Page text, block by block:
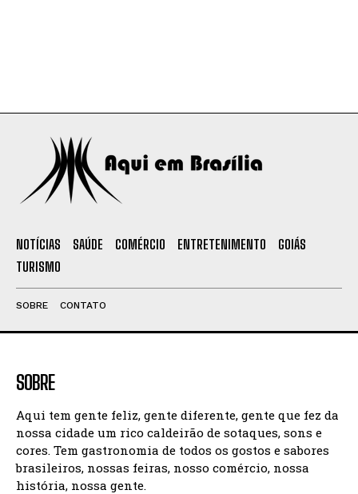
NOTÍCIAS SAÚDE COMÉRCIO ENTRETENIMENTO
GOIÁS
TURISMO
SOBRE CONTATO
SOBRE
Aqui tem gente feliz, gente diferente, gente que fez da
nossa cidade um rico caldeirão de sotaques, sons e
cores. Tem gastronomia de todos os gostos e sabores
brasileiros, nossas feiras, nosso comércio, nossa
história, nossa gente.